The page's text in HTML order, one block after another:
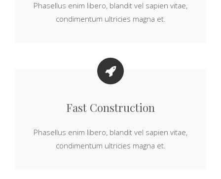
Phasellus enim libero, blandit vel sapien vitae,
condimentum ultricies magna et.
Fast Construction
Phasellus enim libero, blandit vel sapien vitae,
condimentum ultricies magna et.